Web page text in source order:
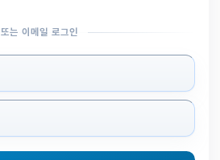
또는 이메일 로그인